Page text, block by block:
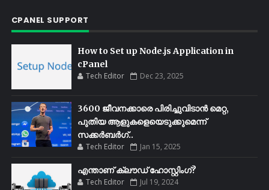
CPANEL SUPPORT
How to Set up Node.js Application in
cPanel
Tech Editor Dec 23, 2025
3600 ജീവനക്കാരെ പിരിച്ചുവിടാൻ മെറ്റ,
പുതിയ ആളുകളെയെടുക്കുമെന്ന്
സക്കർബർഗ്..
Tech Editor Jan 15, 2025
എന്താണ് ക്ലൗഡ് ഹോസ്റ്റിംഗ്?
Tech Editor Jul 19, 2024